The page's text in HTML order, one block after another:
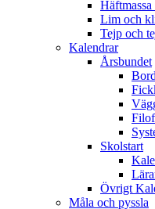
Lim och
Tejp och
Kalendrar
Årsbundet
Skolstart
Övrigt
Måla och pyssla